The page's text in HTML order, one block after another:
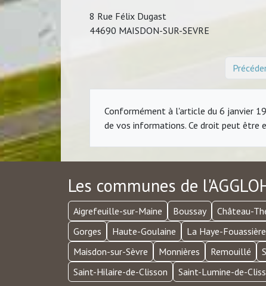
8 Rue Félix Dugast
44690 MAISDON-SUR-SEVRE
Conformément à l'article du 6 janvier
de vos informations. Ce droit peut être
Les communes de
Aigrefeuille-sur-Maine Boussay Château-
Gorges
Haute-Goulaine La Haye-Fouassière
Maisdon-sur-Sèvre
Monnières Remouillé
Saint-Hilaire-de-Clisson
Saint-Lumine-de-